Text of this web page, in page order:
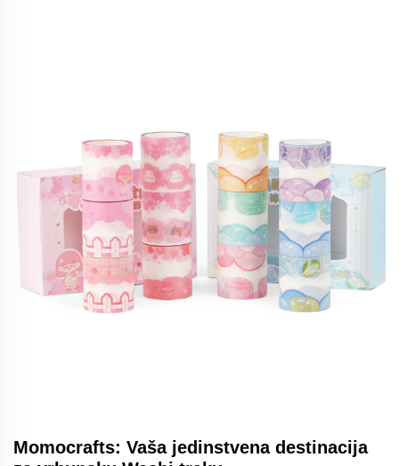
Momocrafts: Vaša jedinstvena destinacija